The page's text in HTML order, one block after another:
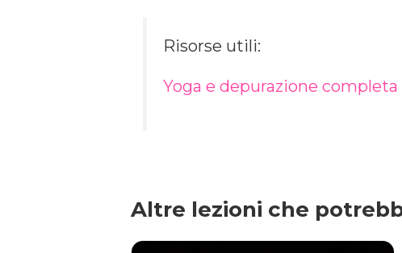
Risorse utili:
Yoga e depurazione
Altre lezioni che